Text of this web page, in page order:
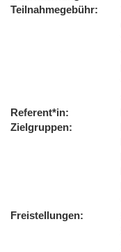
Teilnahmegebühr
Referent*in
Zielgruppen
Freistellungen